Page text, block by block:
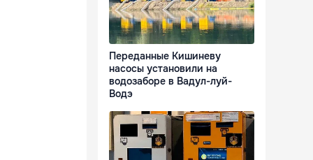
Переданные Кишиневу
насосы установили на
водозаборе в Вадул-луй-
Водэ